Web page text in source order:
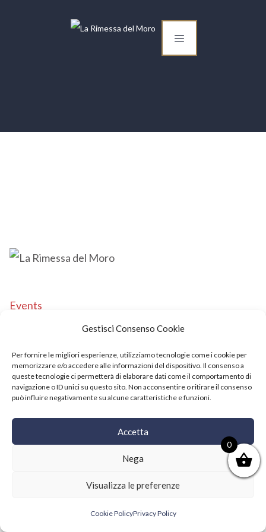
Gestisci Consenso Cookie
Per fornire le migliori esperienze, utilizziamo tecnologie come i cookie per
memorizzare e/o accedere alle informazioni del dispositivo. Il consenso a
queste tecnologie ci permetterà di elaborare dati come il comportamento di
navigazione o ID unici su questo sito. Non acconsentire o ritirare il consenso
può influire negativamente su alcune caratteristiche e funzioni.
Accetta
Nega
Visualizza le preferenze
Cookie PolicyPrivacy Policy
Events
Copyright © 2021 SushiFushi. All Rights Reserved.
0